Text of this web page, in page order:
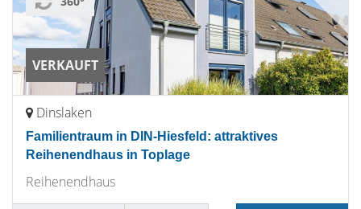
VERKAUFT
Dinslaken
Familientraum in DIN-Hiesfeld: attraktives
Reihenendhaus in Toplage
Reihenendhaus